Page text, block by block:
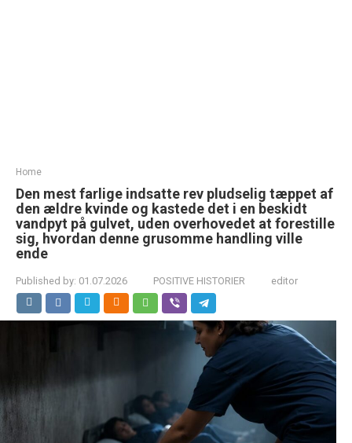
Home
Den mest farlige indsatte rev pludselig tæppet af
den ældre kvinde og kastede det i en beskidt
vandpyt på gulvet, uden overhovedet at forestille
sig, hvordan denne grusomme handling ville
ende
Published by: 01.07.2026 POSITIVE HISTORIER editor